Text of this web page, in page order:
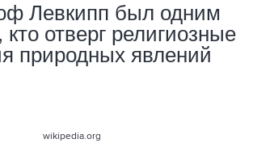
Левкипп был одним
отверг религиозные
природных явлений
wikipedia.org